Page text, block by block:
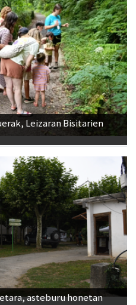
Leizaran Bisitarien
asteburu honetan